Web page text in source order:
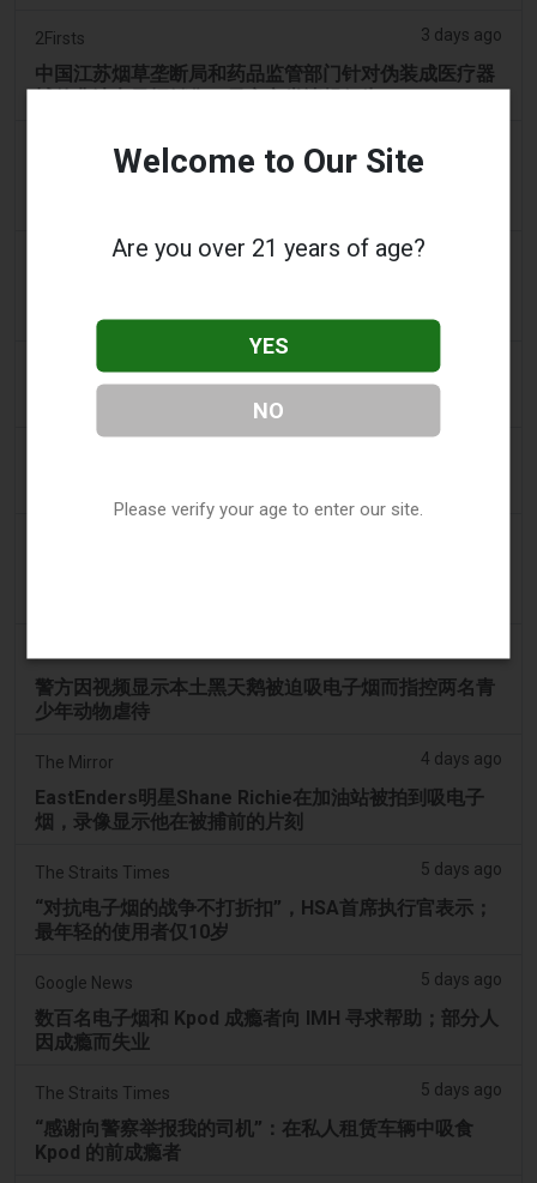
2Firsts 3 days ago
中国江苏烟草垄断局和药品监管部门针对伪装成医疗器
械的非法电子烟销售，界定六类违规行为
Tobacco Reporter
Confidentenamibia 3 days ago
米比亚的未来领导者
7NEWS Australia 3 days ago
少年在曼多拉法院因黑天鹅电子烟视频被起诉
警方因视频显示本土黑天鹅被迫吸电子烟而指控两名青
少年动物虐待
The Mirror 4 days ago
EastEnders明星Shane Richie在加油站被拍到吸电子
烟，录像显示他在被捕前的片刻
The Straits Times 5 days ago
“对抗电子烟的战争不打折扣”，HSA首席执行官表示；
最年轻的使用者仅10岁
Google News 5 days ago
数百名电子烟和 Kpod 成瘾者向 IMH 寻求帮助；部分人
因成瘾而失业
The Straits Times 5 days ago
“感谢向警察举报我的司机”：在私人租赁车辆中吸食
Kpod 的前成瘾者
Welcome to Our Site
Are you over 21 years of age?
YES
NO
Please verify your age to enter our site.